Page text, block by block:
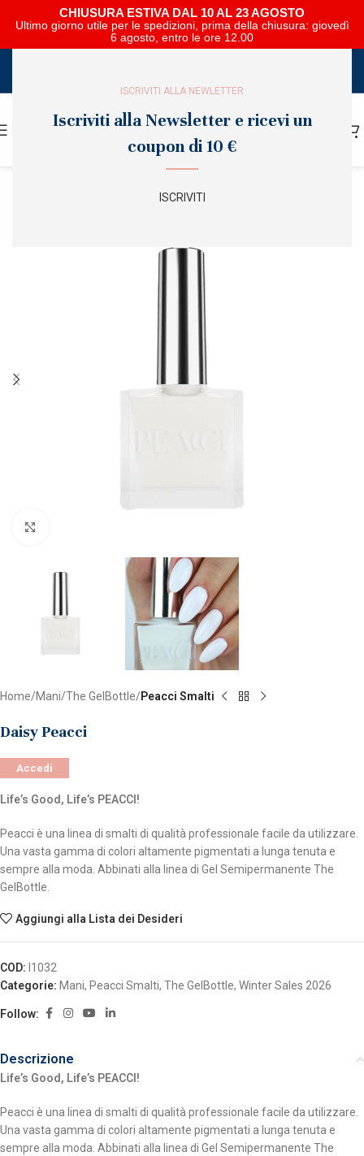
ISCRIVITI ALLA NEWLETTER
Iscriviti alla Newsletter e ricevi un
coupon di 10 €
ISCRIVITI
CHIUSURA ESTIVA DAL 10 AL 23 AGOSTO
Ultimo giorno utile per le spedizioni, prima della chiusura: giovedì
6 agosto, entro le ore 12.00
Home Mani The GelBottle Peacci Smalti
Daisy Peacci
Accedi
Life’s Good, Life’s PEACCI!
Peacci è una linea di smalti di qualità professionale facile da utilizzare.
Una vasta gamma di colori altamente pigmentati a lunga tenuta e
sempre alla moda. Abbinati alla linea di Gel Semipermanente The
GelBottle.
Aggiungi alla Lista dei Desideri
COD: I1032
Categorie: Mani, Peacci Smalti, The GelBottle, Winter Sales 2026
Follow:
Descrizione
Life’s Good, Life’s PEACCI!
Peacci è una linea di smalti di qualità professionale facile da utilizzare.
Una vasta gamma di colori altamente pigmentati a lunga tenuta e
sempre alla moda. Abbinati alla linea di Gel Semipermanente The